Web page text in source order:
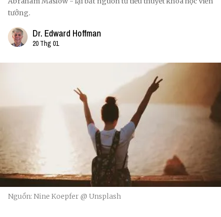
tưởng.
Dr. Edward Hoffman
20 Thg 01
Nguồn: Nine Koepfer @ Unsplash